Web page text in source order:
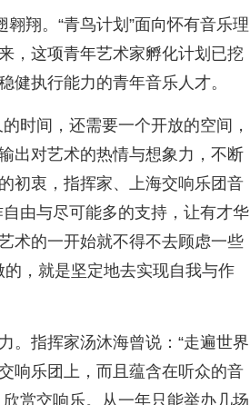
翔。“青鸟计划”面向怀有音乐理
，这项青年艺术家孵化计划已挖
健执行能力的青年音乐人才。
时间，还需要一个开放的空间，
出对艺术的热情与想象力，不断
初衷，指挥家、上海交响乐团音
由与尽可能多的支持，让有才华
术的一开始就不得不去顾虑一些
的，就是坚定地去实现自我与作
。指挥家汤沐海曾说：“走遍世界
响乐团上，而且蕴含在听众的音
赏交响乐。从一年只能举办几场